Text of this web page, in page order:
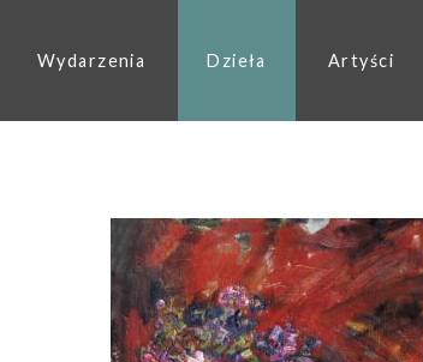
Wydarzenia Dzieła Artyści